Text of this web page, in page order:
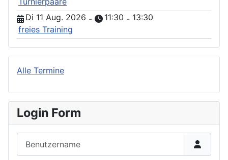
Di 11 Aug. 2026 - 11:30 - 13:30
freies Training
Alle Termine
Login Form